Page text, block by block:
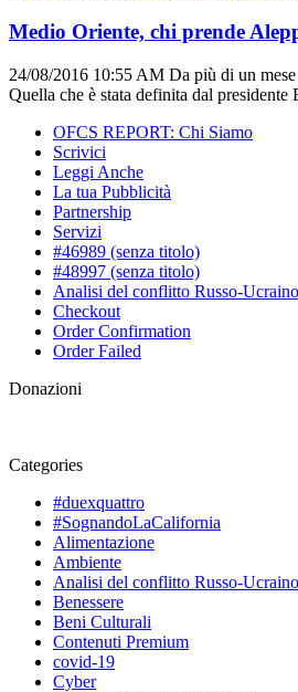
Medio Oriente, chi prende
24/08/2016 10:55 AM Da più di un
Quella che è stata definita dal
OFCS REPORT: Chi Siamo
Scrivici
Leggi Anche
La tua Pubblicità
Partnership
Servizi
#46989 (senza titolo)
#48997 (senza titolo)
Analisi del conflitto Russo-
Checkout
Order Confirmation
Order Failed
Donazioni
Categories
#duexquattro
#SognandoLaCalifornia
Alimentazione
Ambiente
Analisi del conflitto Russo-
Benessere
Beni Culturali
Contenuti Premium
covid-19
Cyber